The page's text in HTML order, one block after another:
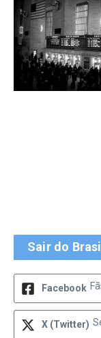
Sair do Brasil
Facebook
X (Twitter)